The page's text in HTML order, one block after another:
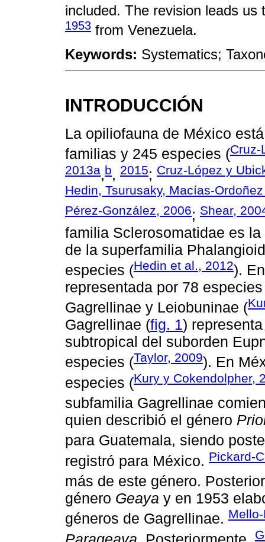
included. The revision leads
1953 from Venezuela.
Keywords: Systematics;
INTRODUCCIÓN
La opiliofauna de México
familias y 245 especies (Cruz-
2013a,b, 2015; Cruz-López y
Hedin, Tsurusaky, Macías-
Pérez-González, 2006; Shear,
familia Sclerosomatidae es
de la superfamilia
especies (Hedin et al., 2012).
representada por 78
Gagrellinae y Leiobuninae (
Gagrellinae (fig. 1)
subtropical del suborden
especies (Taylor, 2009). En
especies (Kury y Cokendolpher,
subfamilia Gagrellinae
quien describió el género
para Guatemala, siendo
registró para México. Pickard-
más de este género.
género Geaya y en 1953
géneros de Gagrellinae.